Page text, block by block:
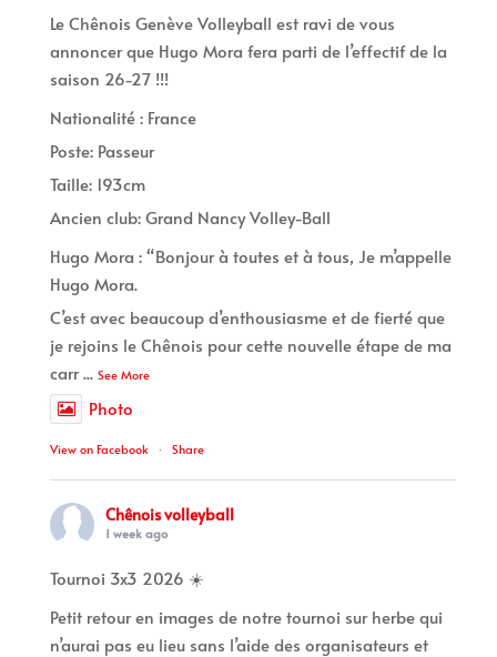
Le Chênois Genève Volleyball est ravi de vous
annoncer que Hugo Mora fera parti de l’effectif de la
saison 26-27 !!!
Nationalité : France
Poste: Passeur
Taille: 193cm
Ancien club: Grand Nancy Volley-Ball
Hugo Mora : “Bonjour à toutes et à tous, Je m’appelle
Hugo Mora.
C’est avec beaucoup d’enthousiasme et de fierté que
je rejoins le Chênois pour cette nouvelle étape de ma
carr... See More
Photo
View on Facebook · Share
Chênois volleyball
1 week ago
Tournoi 3x3 2026 ☀️
Petit retour en images de notre tournoi sur herbe qui
n’aurai pas eu lieu sans l’aide des organisateurs et